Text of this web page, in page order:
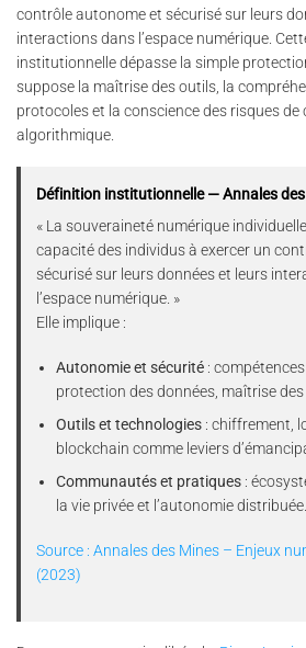
contrôle autonome et sécurisé sur leurs
interactions dans l’espace numérique.
institutionnelle dépasse la simple
suppose la maîtrise des outils, la
protocoles et la conscience des risques
algorithmique.
Définition institutionnelle — Annales
« La souveraineté numérique
capacité des individus à exercer un
sécurisé sur leurs données et leurs
l’espace numérique. »
Elle implique :
Autonomie et sécurité :
protection des données, maîtrise des
Outils et technologies : chiffrement,
blockchain comme leviers
Communautés et pratiques :
la vie privée et l’autonomie distribuée.
Source : Annales des Mines – Enjeux
(2023)